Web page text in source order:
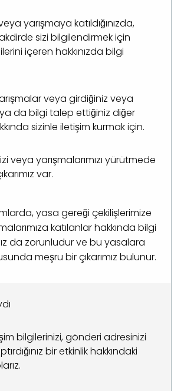
yarışmaya katıldığınızda,
sizi bilgilendirmek için
içeren hakkınızda bilgi
veya girdiğiniz veya
ya da bilgi talep ettiğiniz diğer
sizinle iletişim kurmak için.
veya yarışmalarımızı yürütmede
var.
yasa gereği çekilişlerimize
katılanlar hakkında bilgi
da zorunludur ve bu yasalara
meşru bir çıkarımız bulunur.
bilgilerinizi, gönderi adresinizi
bir etkinlik hakkındaki